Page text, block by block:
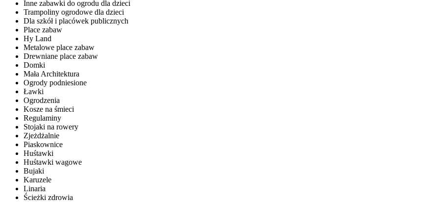
Inne zabawki do ogrodu dla dzieci
Trampoliny ogrodowe dla dzieci
Dla szkół i placówek publicznych
Place zabaw
Hy Land
Metalowe place zabaw
Drewniane place zabaw
Domki
Mała Architektura
Ogrody podniesione
Ławki
Ogrodzenia
Kosze na śmieci
Regulaminy
Stojaki na rowery
Zjeżdżalnie
Piaskownice
Huśtawki
Huśtawki wagowe
Bujaki
Karuzele
Linaria
Ścieżki zdrowia